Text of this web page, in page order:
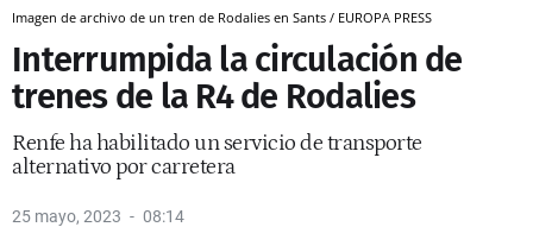
Imagen de archivo de un tren de Rodalies en Sants / EUROPA PRESS
Interrumpida la circulación de
trenes de la R4 de Rodalies
Renfe ha habilitado un servicio de transporte
alternativo por carretera
25 mayo, 2023 08:14